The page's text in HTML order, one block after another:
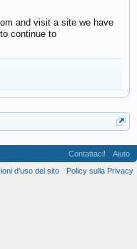
and visit a site we have
continue to
Contattaci!
Aiuto
d'uso del sito
Policy sulla Privacy